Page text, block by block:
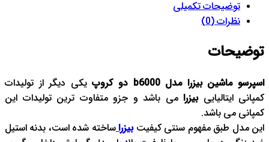
توضیحات تکمیلی
نظرات (0)
توضیحات
اسپرسو ماشین بیزرا مدل b6000 دو کروپ
یکی دیگر از تولیدات
کمپانی ایتالیاییبیزرا می باشد و جزو متفاوت ترین تولیدات این
کمپانی می باشد.
این مدل طبق مفهوم سنتی کیفیتبیزرا ساخته شده است، بدنه استیل